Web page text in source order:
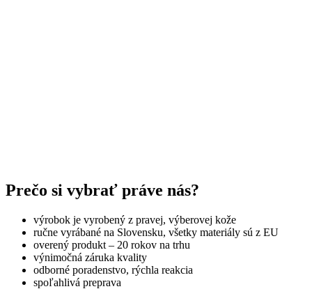
Prečo si vybrať práve nás?
výrobok je vyrobený z pravej, výberovej kože
ručne vyrábané na Slovensku, všetky materiály sú z EU
overený produkt – 20 rokov na trhu
výnimočná záruka kvality
odborné poradenstvo, rýchla reakcia
spoľahlivá preprava